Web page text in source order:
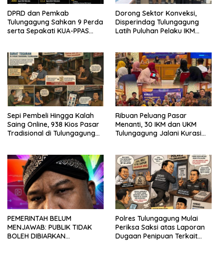
DPRD dan Pemkab
Tulungagung Sahkan 9 Perda
serta Sepakati KUA-PPAS
Dorong Sektor Konveksi,
Disperindag Tulungagung
Latih Puluhan Pelaku IKM
Sepi Pembeli Hingga Kalah
Saing Online, 938 Kios Pasar
Tradisional di Tulungagung
Ribuan Peluang Pasar
Menanti, 30 IKM dan UKM
Tulungagung Jalani Kurasi
PEMERINTAH BELUM
MENJAWAB: PUBLIK TIDAK
BOLEH DIBIARKAN
Polres Tulungagung Mulai
Periksa Saksi atas Laporan
Dugaan Penipuan Terkait